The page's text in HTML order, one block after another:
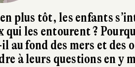
plus tôt, les enfants
qui les entourent ?
au fond des mers et des
à leurs questions en y